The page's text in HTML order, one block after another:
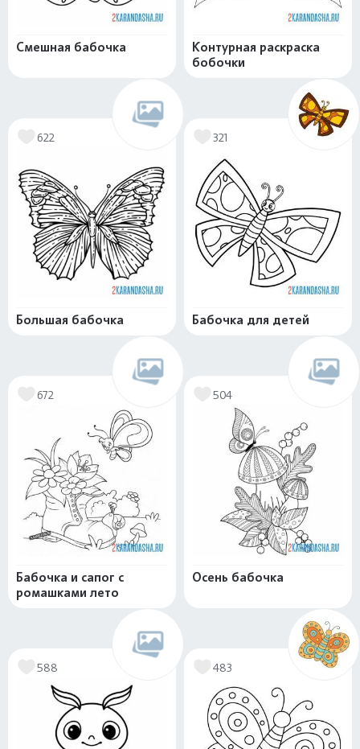
Смешная бабочка
Контурная раскраска
бобочки
622
Большая бабочка
321
Бабочка для детей
672
Бабочка и сапог с
ромашками лето
504
Осень бабочка
588 483